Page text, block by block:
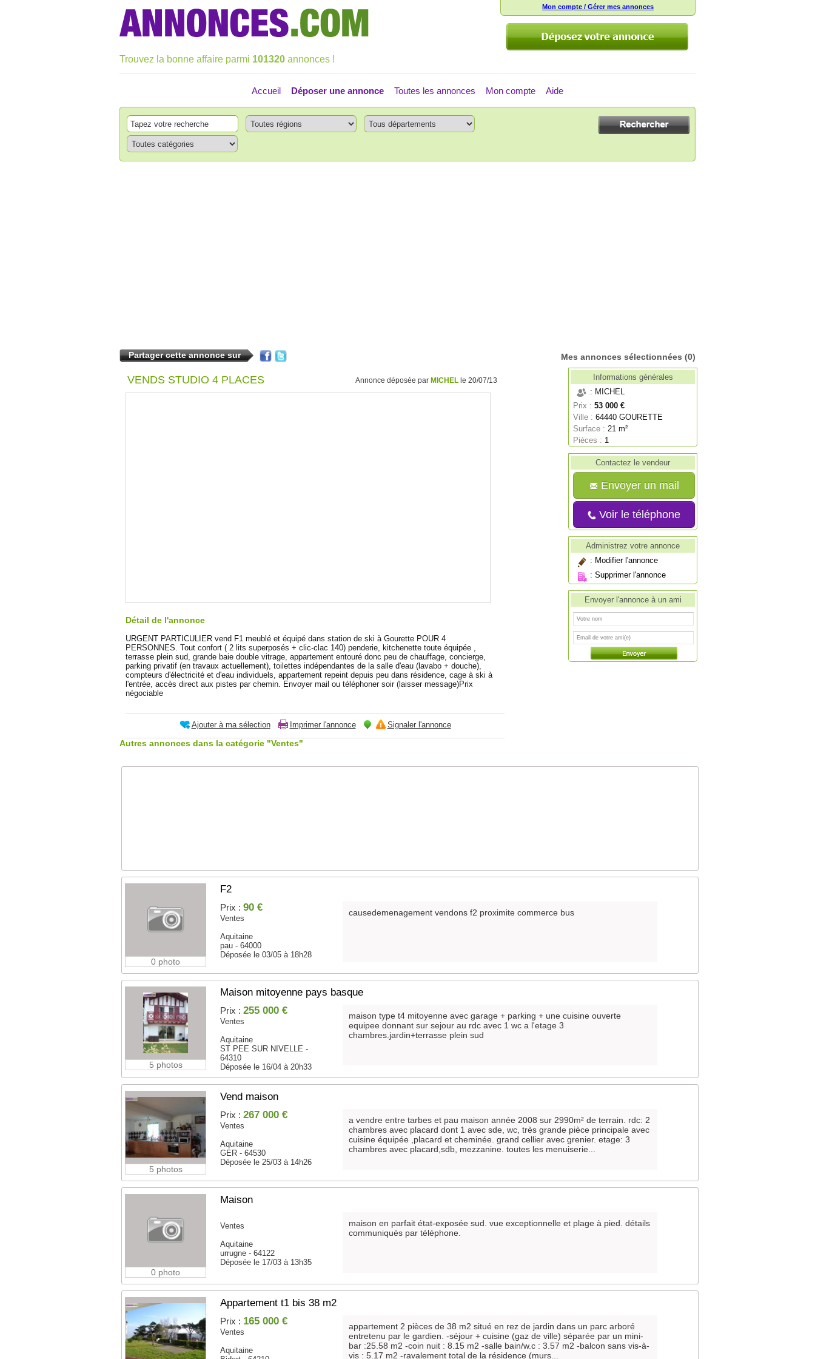
Mon compte / Gérer mes annonces
Trouvez la bonne affaire parmi 101320 annonces !
Accueil Déposer une annonce Toutes les annonces Mon compte Aide
Partager cette annonce sur Mes annonces sélectionnées (0)
VENDS STUDIO 4 PLACES Annonce déposée par MICHEL le 20/07/13
Détail de l'annonce
URGENT PARTICULIER vend F1 meublé et équipé dans station de ski à Gourette POUR 4
PERSONNES. Tout confort ( 2 lits superposés + clic-clac 140) penderie, kitchenette toute équipée ,
terrasse plein sud, grande baie double vitrage, appartement entouré donc peu de chauffage, concierge,
parking privatif (en travaux actuellement), toilettes indépendantes de la salle d'eau (lavabo + douche),
compteurs d'électricité et d'eau individuels, appartement repeint depuis peu dans résidence, cage à ski à
l'entrée, accès direct aux pistes par chemin. Envoyer mail ou téléphoner soir (laisser message)Prix
négociable
Ajouter à ma sélection Imprimer l'annonce Signaler l'annonce
Informations générales
: MICHEL
Prix : 53 000 €
Ville : 64440 GOURETTE
Surface : 21 m²
Pièces : 1
Contactez le vendeur
Envoyer un mail
Voir le téléphone
Administrez votre annonce
: Modifier l'annonce
: Supprimer l'annonce
Envoyer l'annonce à un ami
Autres annonces dans la catégorie "Ventes"
0 photo
F2
Prix :90 €
Ventes
Aquitaine
pau - 64000
Déposée le 03/05 à 18h28
causedemenagement vendons f2 proximite commerce bus
5 photos
Maison mitoyenne pays basque
Prix :255 000 €
Ventes
Aquitaine
ST PEE SUR NIVELLE -
64310
Déposée le 16/04 à 20h33
maison type t4 mitoyenne avec garage + parking + une cuisine ouverte
equipee donnant sur sejour au rdc avec 1 wc a l'etage 3
chambres.jardin+terrasse plein sud
5 photos
Vend maison
Prix :267 000 €
Ventes
Aquitaine
GER - 64530
Déposée le 25/03 à 14h26
a vendre entre tarbes et pau maison année 2008 sur 2990m² de terrain. rdc: 2
chambres avec placard dont 1 avec sde, wc, très grande pièce principale avec
cuisine équipée ,placard et cheminée. grand cellier avec grenier. etage: 3
chambres avec placard,sdb, mezzanine. toutes les menuiserie...
0 photo
Maison
Ventes
Aquitaine
urrugne - 64122
Déposée le 17/03 à 13h35
maison en parfait état-exposée sud. vue exceptionnelle et plage à pied. détails
communiqués par téléphone.
Appartement t1 bis 38 m2
Prix : 165 000 €
Ventes
Aquitaine
appartement 2 pièces de 38 m2 situé en rez de jardin dans un parc arboré
entretenu par le gardien. -séjour + cuisine (gaz de ville) séparée par un mini-
bar :25.58 m2 -coin nuit : 8.15 m2 -salle bain/w.c : 3.57 m2 -balcon sans vis-à-
vis : 5.17 m2 -ravalement total de la résidence (murs...